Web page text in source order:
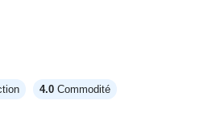
4.0 Commodité